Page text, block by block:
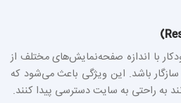
با اندازه صفحه‌نمایش‌های مختلف از
باشد. این ویژگی باعث می‌شود که
به راحتی به سایت دسترسی پیدا کنند.